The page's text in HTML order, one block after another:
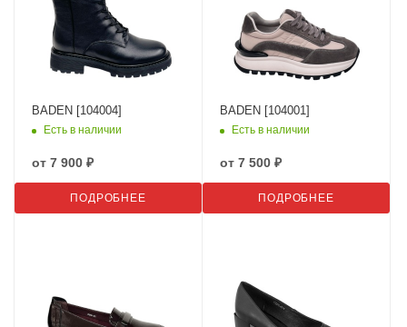
BADEN [104004]
Есть в наличии
от 7 900 ₽
ПОДРОБНЕЕ
BADEN [104001]
Есть в наличии
от 7 500 ₽
ПОДРОБНЕЕ